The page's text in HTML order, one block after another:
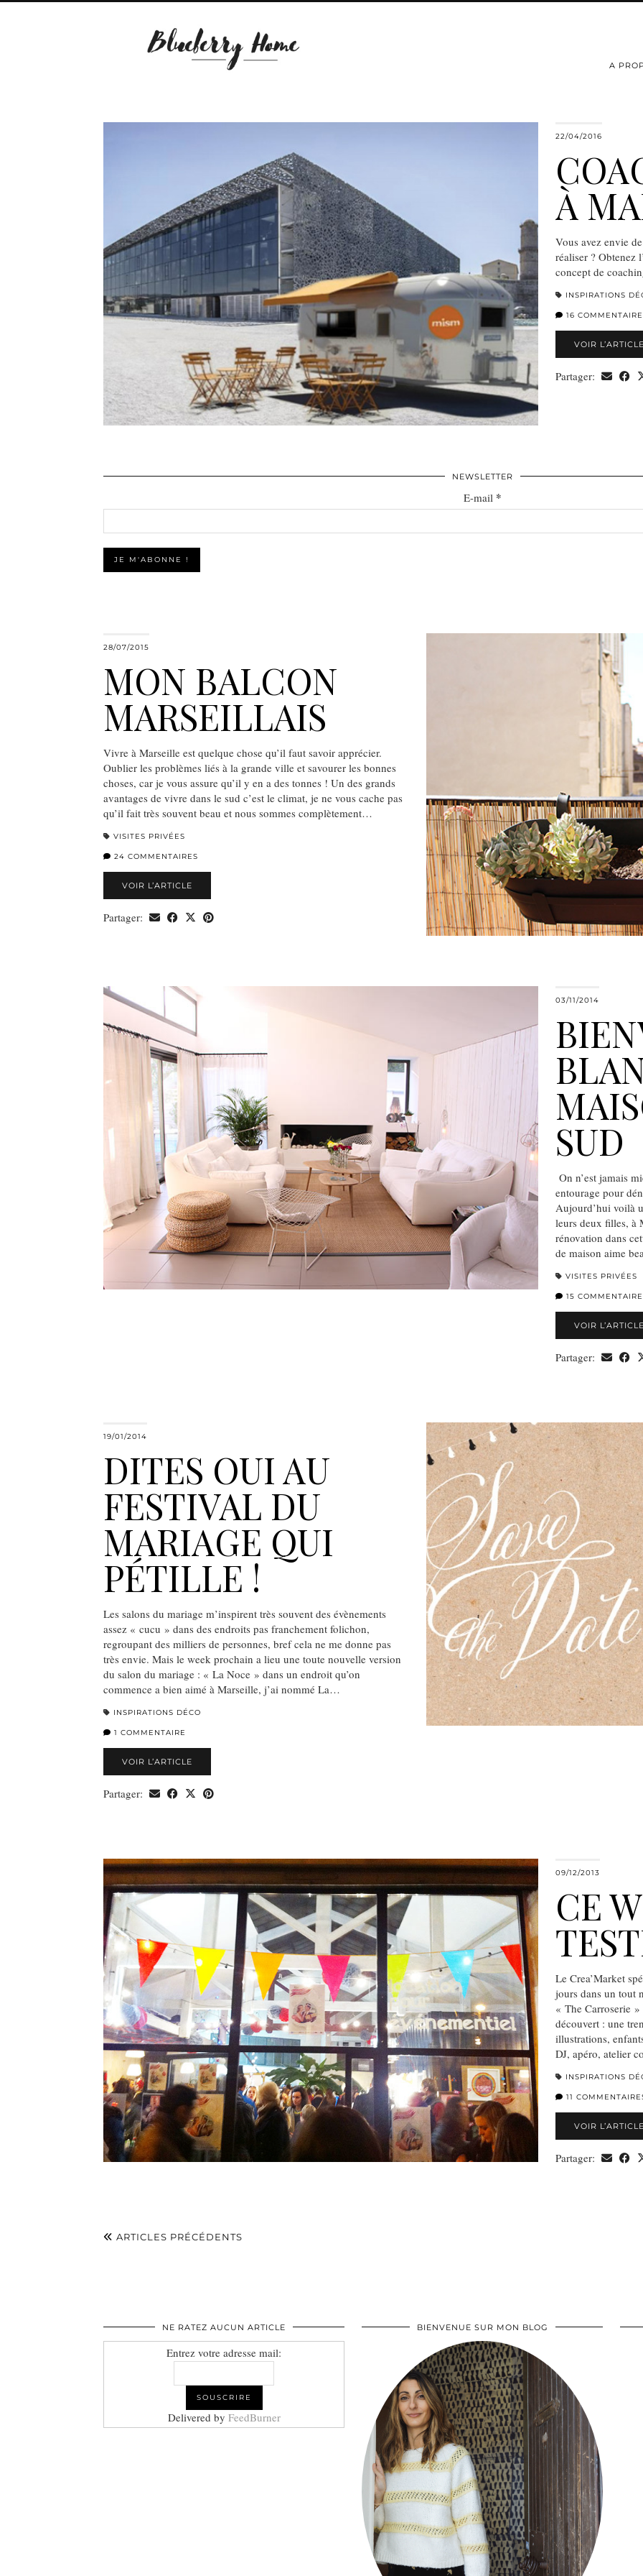
A
22/04/2016
À
Vous avez envie
réaliser ? Obtenez
concept de
INSPIRATIONS
16
VOIR
Partager:
NEWSLETTER
E-mail *
28/07/2015
MON BALCON
MARSEILLAIS
Vivre à Marseille est quelque chose qu’il faut savoir apprécier.
Oublier les problèmes liés à la grande ville et savourer les bonnes
choses, car je vous assure qu’il y en a des tonnes ! Un des grands
avantages de vivre dans le sud c’est le climat, je ne vous cache pas
qu’il fait très souvent beau et nous sommes complètement…
VISITES PRIVÉES
24 COMMENTAIRES
VOIR L’ARTICLE
Partager:
03/11/2014
SUD
On n’est jamais
entourage pour
Aujourd’hui voilà
leurs deux filles, à
rénovation dans
de maison aime
VISITES PRIVÉES
15
VOIR
Partager:
19/01/2014
DITES OUI AU
FESTIVAL DU
MARIAGE QUI
PÉTILLE !
Les salons du mariage m’inspirent très souvent des évènements
assez « cucu » dans des endroits pas franchement folichon,
regroupant des milliers de personnes, bref cela ne me donne pas
très envie. Mais le week prochain a lieu une toute nouvelle version
du salon du mariage : « La Noce » dans un endroit qu’on
commence a bien aimé à Marseille, j’ai nommé La…
INSPIRATIONS DÉCO
1 COMMENTAIRE
VOIR L’ARTICLE
Partager:
09/12/2013
CE
Le Crea’Market
jours dans un tout
« The Carroserie »
découvert : une
illustrations,
DJ, apéro, atelier
INSPIRATIONS
11
VOIR
Partager:
ARTICLES PRÉCÉDENTS
NE RATEZ AUCUN ARTICLE
Entrez votre adresse mail:
Delivered by FeedBurner
BIENVENUE SUR MON BLOG